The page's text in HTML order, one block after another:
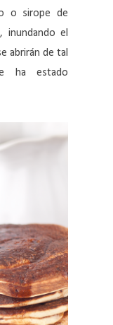
o sirope de
inundando el
abrirán de tal
ha estado